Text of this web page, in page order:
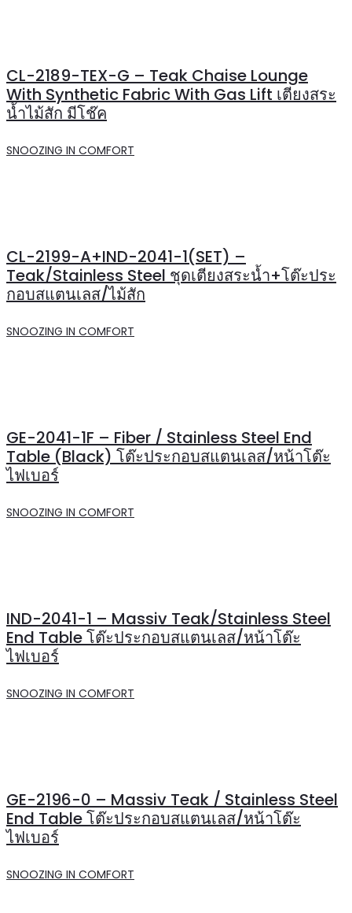
CL-2189-TEX-G – Teak Chaise Lounge
With Synthetic Fabric With Gas Lift เตียงสระ
น้ำไม้สัก มีโช๊ค
SNOOZING IN COMFORT
CL-2199-A+IND-2041-1(SET) –
Teak/Stainless Steel ชุดเตียงสระน้ำ+โต๊ะประ
กอบสแตนเลส/ไม้สัก
SNOOZING IN COMFORT
GE-2041-1F – Fiber / Stainless Steel End
Table (Black) โต๊ะประกอบสแตนเลส/หน้าโต๊ะ
ไฟเบอร์
SNOOZING IN COMFORT
IND-2041-1 – Massiv Teak/Stainless Steel
End Table โต๊ะประกอบสแตนเลส/หน้าโต๊ะ
ไฟเบอร์
SNOOZING IN COMFORT
GE-2196-0 – Massiv Teak / Stainless Steel
End Table โต๊ะประกอบสแตนเลส/หน้าโต๊ะ
ไฟเบอร์
SNOOZING IN COMFORT